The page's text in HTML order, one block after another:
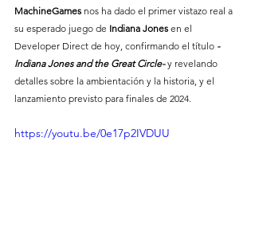
MachineGames nos ha dado el primer vistazo real a
su esperado juego de Indiana Jones en el
Developer Direct de hoy, confirmando el título -
Indiana Jones and the Great Circle- y revelando
detalles sobre la ambientación y la historia, y el
lanzamiento previsto para finales de 2024.
https://youtu.be/0e17p2IVDUU